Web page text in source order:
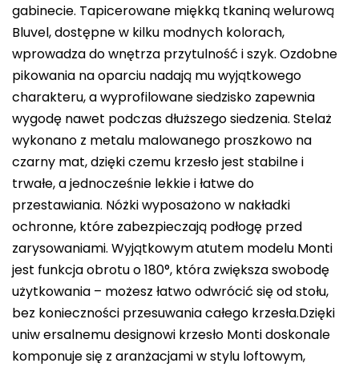
gabinecie. Tapicerowane miękką tkaniną welurową
Bluvel, dostępne w kilku modnych kolorach,
wprowadza do wnętrza przytulność i szyk. Ozdobne
pikowania na oparciu nadają mu wyjątkowego
charakteru, a wyprofilowane siedzisko zapewnia
wygodę nawet podczas dłuższego siedzenia. Stelaż
wykonano z metalu malowanego proszkowo na
czarny mat, dzięki czemu krzesło jest stabilne i
trwałe, a jednocześnie lekkie i łatwe do
przestawiania. Nóżki wyposażono w nakładki
ochronne, które zabezpieczają podłogę przed
zarysowaniami. Wyjątkowym atutem modelu Monti
jest funkcja obrotu o 180°, która zwiększa swobodę
użytkowania – możesz łatwo odwrócić się od stołu,
bez konieczności przesuwania całego krzesła.Dzięki
uniw ersalnemu designowi krzesło Monti doskonale
komponuje się z aranżacjami w stylu loftowym,